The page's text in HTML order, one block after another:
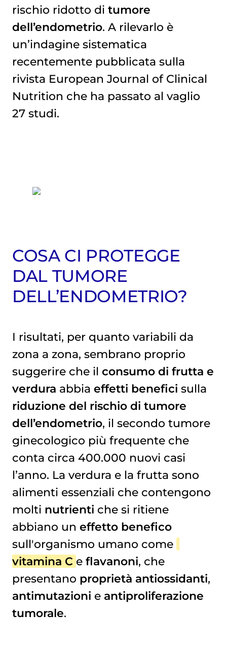
rischio ridotto di tumore
dell’endometrio. A rilevarlo è
un’indagine sistematica
recentemente pubblicata sulla
rivista European Journal of Clinical
Nutrition che ha passato al vaglio
27 studi.
COSA CI PROTEGGE
DAL TUMORE
DELL’ENDOMETRIO?
I risultati, per quanto variabili da
zona a zona, sembrano proprio
suggerire che il consumo di frutta e
verdura abbia effetti benefici sulla
riduzione del rischio di tumore
dell’endometrio, il secondo tumore
ginecologico più frequente che
conta circa 400.000 nuovi casi
l’anno. La verdura e la frutta sono
alimenti essenziali che contengono
molti nutrienti che si ritiene
abbiano un effetto benefico
sull'organismo umano come
vitamina C e flavanoni, che
presentano proprietà antiossidanti,
antimutazioni e antiproliferazione
tumorale.